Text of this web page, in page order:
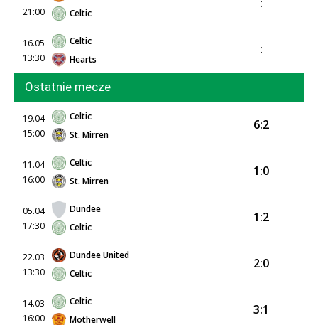
21:00
Celtic
16.05
13:30
Celtic
Hearts
:
Ostatnie mecze
19.04
15:00
Celtic
St. Mirren
6:2
11.04
16:00
Celtic
St. Mirren
1:0
05.04
17:30
Dundee
Celtic
1:2
22.03
13:30
Dundee United
Celtic
2:0
14.03
16:00
Celtic
Motherwell
3:1